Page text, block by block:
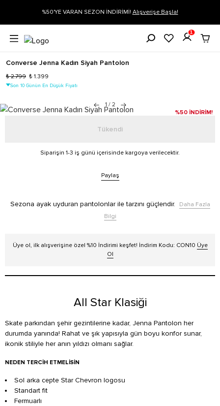
Siparişin 1-3 iş günü içerisinde kargoya verilecektir.
1
Converse Jenna Kadın Siyah Pantolon
₺ 2.799 ₺ 1.399
Son 10 Günün En Düşük Fiyatı
1 / 2
%50 İNDİRİM!
Tükendi
Siparişin 1-3 iş günü içerisinde kargoya verilecektir.
Paylaş
Sezona ayak uyduran pantolonlar ile tarzını güçlendir.
Daha Fazla
Bilgi
Üye ol, ilk alışverişine özel %10 İndirimi keşfet! İndirim Kodu: CON10 Üye
Ol
All Star Klasiği
Skate parkından şehir gezintilerine kadar, Jenna Pantolon her
durumda yanında! Rahat ve şık yapısıyla gün boyu konfor sunar,
ikonik stiliyle her anın yıldızı olmanı sağlar.
NEDEN TERCIH ETMELISIN
Sol arka cepte Star Chevron logosu
Standart fit
Fermuarlı